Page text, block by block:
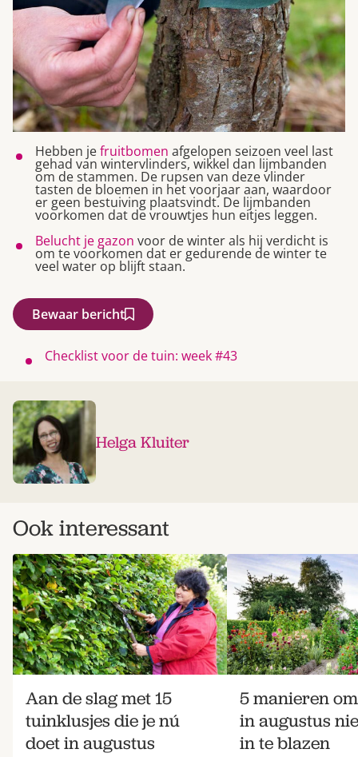
Hebben jefruitbomen afgelopen seizoen veel last
gehad van wintervlinders, wikkel dan lijmbanden
om de stammen. De rupsen van deze vlinder
tasten de bloemen in het voorjaar aan, waardoor
er geen bestuiving plaatsvindt. De lijmbanden
voorkomen dat de vrouwtjes hun eitjes leggen.
Belucht je gazon voor de winter als hij verdicht is
om te voorkomen dat er gedurende de winter te
veel water op blijft staan.
Bewaar bericht
Checklist voor de tuin: week #43
Helga Kluiter
Ook interessant
Aan de slag met 15
tuinklusjes die je nú
doet in augustus
5 manieren
in augustus
in te blazen